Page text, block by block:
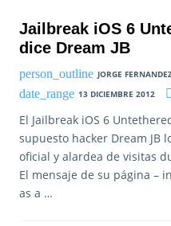
Jailbreak iOS 6
dice Dream JB
JORGE
13 DICIEMBRE 2012
El Jailbreak iOS 6
supuesto hacker Dream JB
oficial y alardea de visitas
El mensaje de su página –
as a …